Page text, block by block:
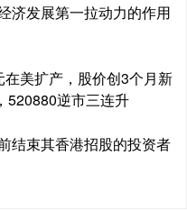
济发展第一拉动力的作用
美扩产，股价创3个月新
520880逆市三连升
结束其香港招股的投资者